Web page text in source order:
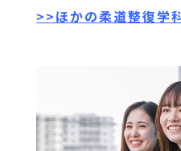
>>ほかの柔道整復学